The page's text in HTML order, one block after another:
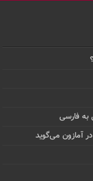
به فارسی
آمازون می‌گوید